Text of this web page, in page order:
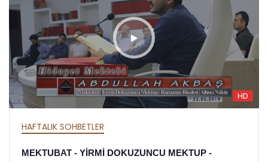
HD
HAFTALIK SOHBETLER
MEKTUBAT - YİRMİ DOKUZUNCU MEKTUP -